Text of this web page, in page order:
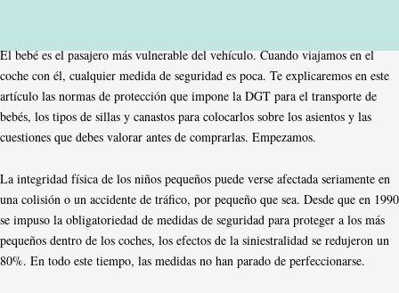
El bebé es el pasajero más vulnerable del vehículo. Cuando viajamos en el
coche con él, cualquier medida de seguridad es poca. Te explicaremos en este
artículo las normas de protección que impone la DGT para el transporte de
bebés, los tipos de sillas y canastos para colocarlos sobre los asientos y las
cuestiones que debes valorar antes de comprarlas. Empezamos.
La integridad física de los niños pequeños puede verse afectada seriamente en
una colisión o un accidente de tráfico, por pequeño que sea. Desde que en 1990
se impuso la obligatoriedad de medidas de seguridad para proteger a los más
pequeños dentro de los coches, los efectos de la siniestralidad se redujeron un
80%. En todo este tiempo, las medidas no han parado de perfeccionarse.